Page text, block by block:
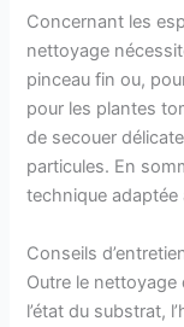
Concernant les
nettoyage
pinceau fin ou,
pour les plantes
de secouer
particules. En
technique
Conseils
Outre le nettoyage
l’état du substrat,